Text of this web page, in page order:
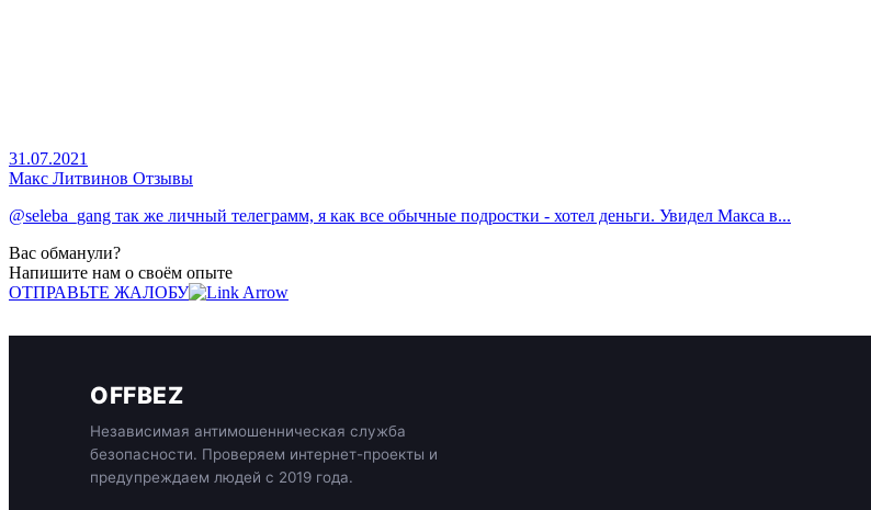
31.07.2021
Макс Литвинов Отзывы
@seleba_gang так же личный телеграмм, я как все обычные подростки - хотел деньги. Увидел Макса в...
Вас обманули?
Напишите нам о своём опыте
ОТПРАВЬТЕ ЖАЛОБУ
OFFBEZ
Независимая антимошенническая служба
безопасности. Проверяем интернет-проекты и
предупреждаем людей с 2019 года.